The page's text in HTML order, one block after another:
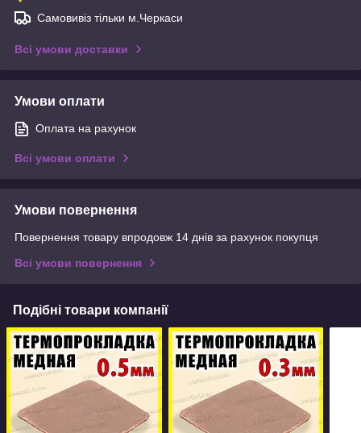
Самовивіз тільки м.Черкаси
Всі умови доставки
Умови оплати
Оплата на рахунок
Всі умови оплати
Умови повернення
Повернення товару впродовж 14 днів за рахунок покупця
Всі умови повернення
Подібні товари компанії